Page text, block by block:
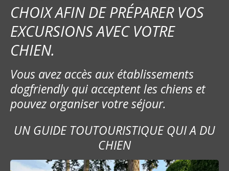
CHOIX AFIN DE PRÉPARER VOS
EXCURSIONS AVEC VOTRE
CHIEN.
Vous avez accès aux établissements
dogfriendly qui acceptent les chiens et
pouvez organiser votre séjour.
UN GUIDE TOUTOURISTIQUE QUI A DU
CHIEN